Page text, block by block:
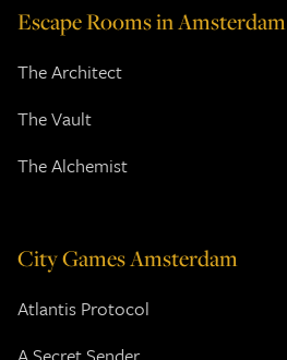
Escape Rooms in Amsterdam
The Architect
The Vault
The Alchemist
City Games Amsterdam
Atlantis Protocol